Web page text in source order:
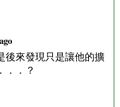
後來發現只是讓他的擴
．．？